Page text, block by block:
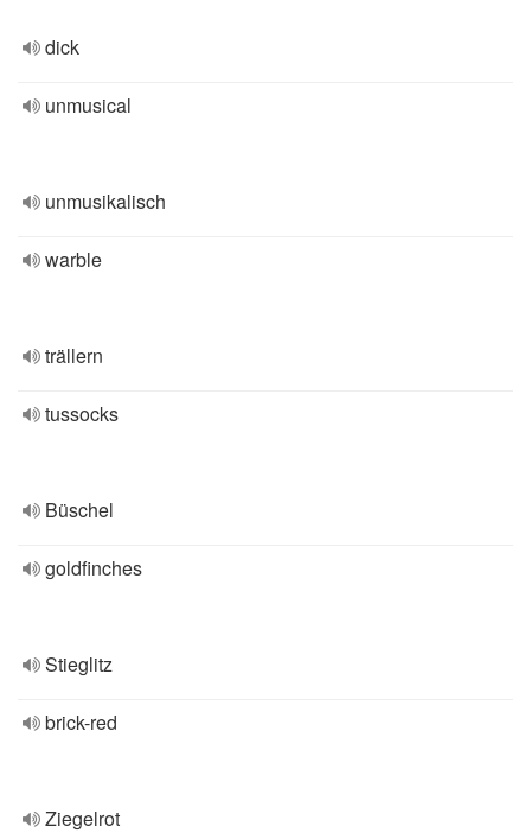
dick
unmusical
unmusikalisch
warble
trällern
tussocks
Büschel
goldfinches
Stieglitz
brick-red
Ziegelrot